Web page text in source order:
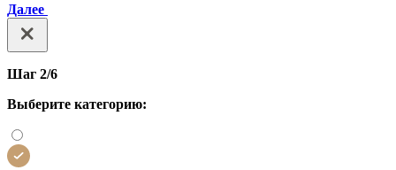
Далее
Шаг 2/6
Выберите категорию: